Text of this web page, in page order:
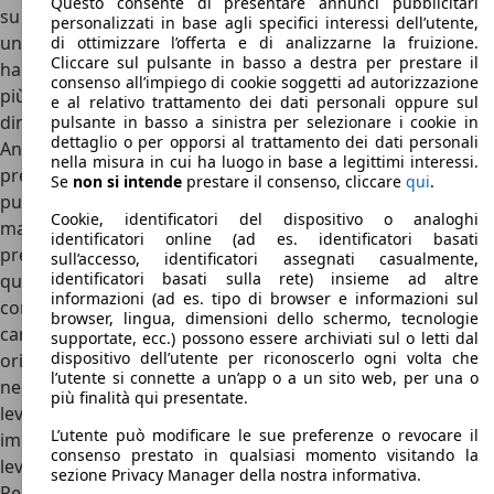
su internet gli interni della Pontiac GTO rappresentano
un’esperienza emotiva, si perché gli ingegneri Pontiac
hanno voluto restituire al guidatore un’esperienza di guida
più unica che rara. Al tempo stesso i grandi sedili in pelle si
dimostrano subito estremamente comodi e avvolgenti.
Anche il volante risulta essere bello a vedersi, ma poco
preciso come ci si aspetterebbe da una sportiva dura e
pura come questa Pontiac GTO. CI si siede in basso è vero,
ma si viene subito avvolti da una
plancia con inserti
pregiati ed in radica o alluminio
che dimostrano il lusso di
questa vettura. Il fiore all’occhiello degli interni è il
contachilometri posto davanti al guidatore poiché è
caratterizzato da quattro cerchi identici in design
orizzontale che forniscono tutte le informazioni
necessarie. Nellaparte centrale del tunnel si trovano le
leve
del clima, la radio ed i comandi necessari per i più
importanti controlli della GTO. Proprio lì davanti si trova la
leva del cambio manuale.
personalizzati in base agli specifici interessi dell’utente,
di ottimizzare l’offerta e di analizzarne la fruizione.
Cliccare sul pulsante in basso a destra per prestare il
consenso all’impiego di cookie soggetti ad autorizzazione
e al relativo trattamento dei dati personali oppure sul
pulsante in basso a sinistra per selezionare i cookie in
dettaglio o per opporsi al trattamento dei dati personali
nella misura in cui ha luogo in base a legittimi interessi.
Se non si intende prestare il consenso, cliccare qui.
Cookie, identificatori del dispositivo o analoghi
identificatori online (ad es. identificatori basati
sull’accesso, identificatori assegnati casualmente,
identificatori basati sulla rete) insieme ad altre
informazioni (ad es. tipo di browser e informazioni sul
browser, lingua, dimensioni dello schermo, tecnologie
supportate, ecc.) possono essere archiviati sul o letti dal
dispositivo dell’utente per riconoscerlo ogni volta che
l’utente si connette a un’app o a un sito web, per una o
più finalità qui presentate.
L’utente può modificare le sue preferenze o revocare il
consenso prestato in qualsiasi momento visitando la
sezione Privacy Manager della nostra informativa.